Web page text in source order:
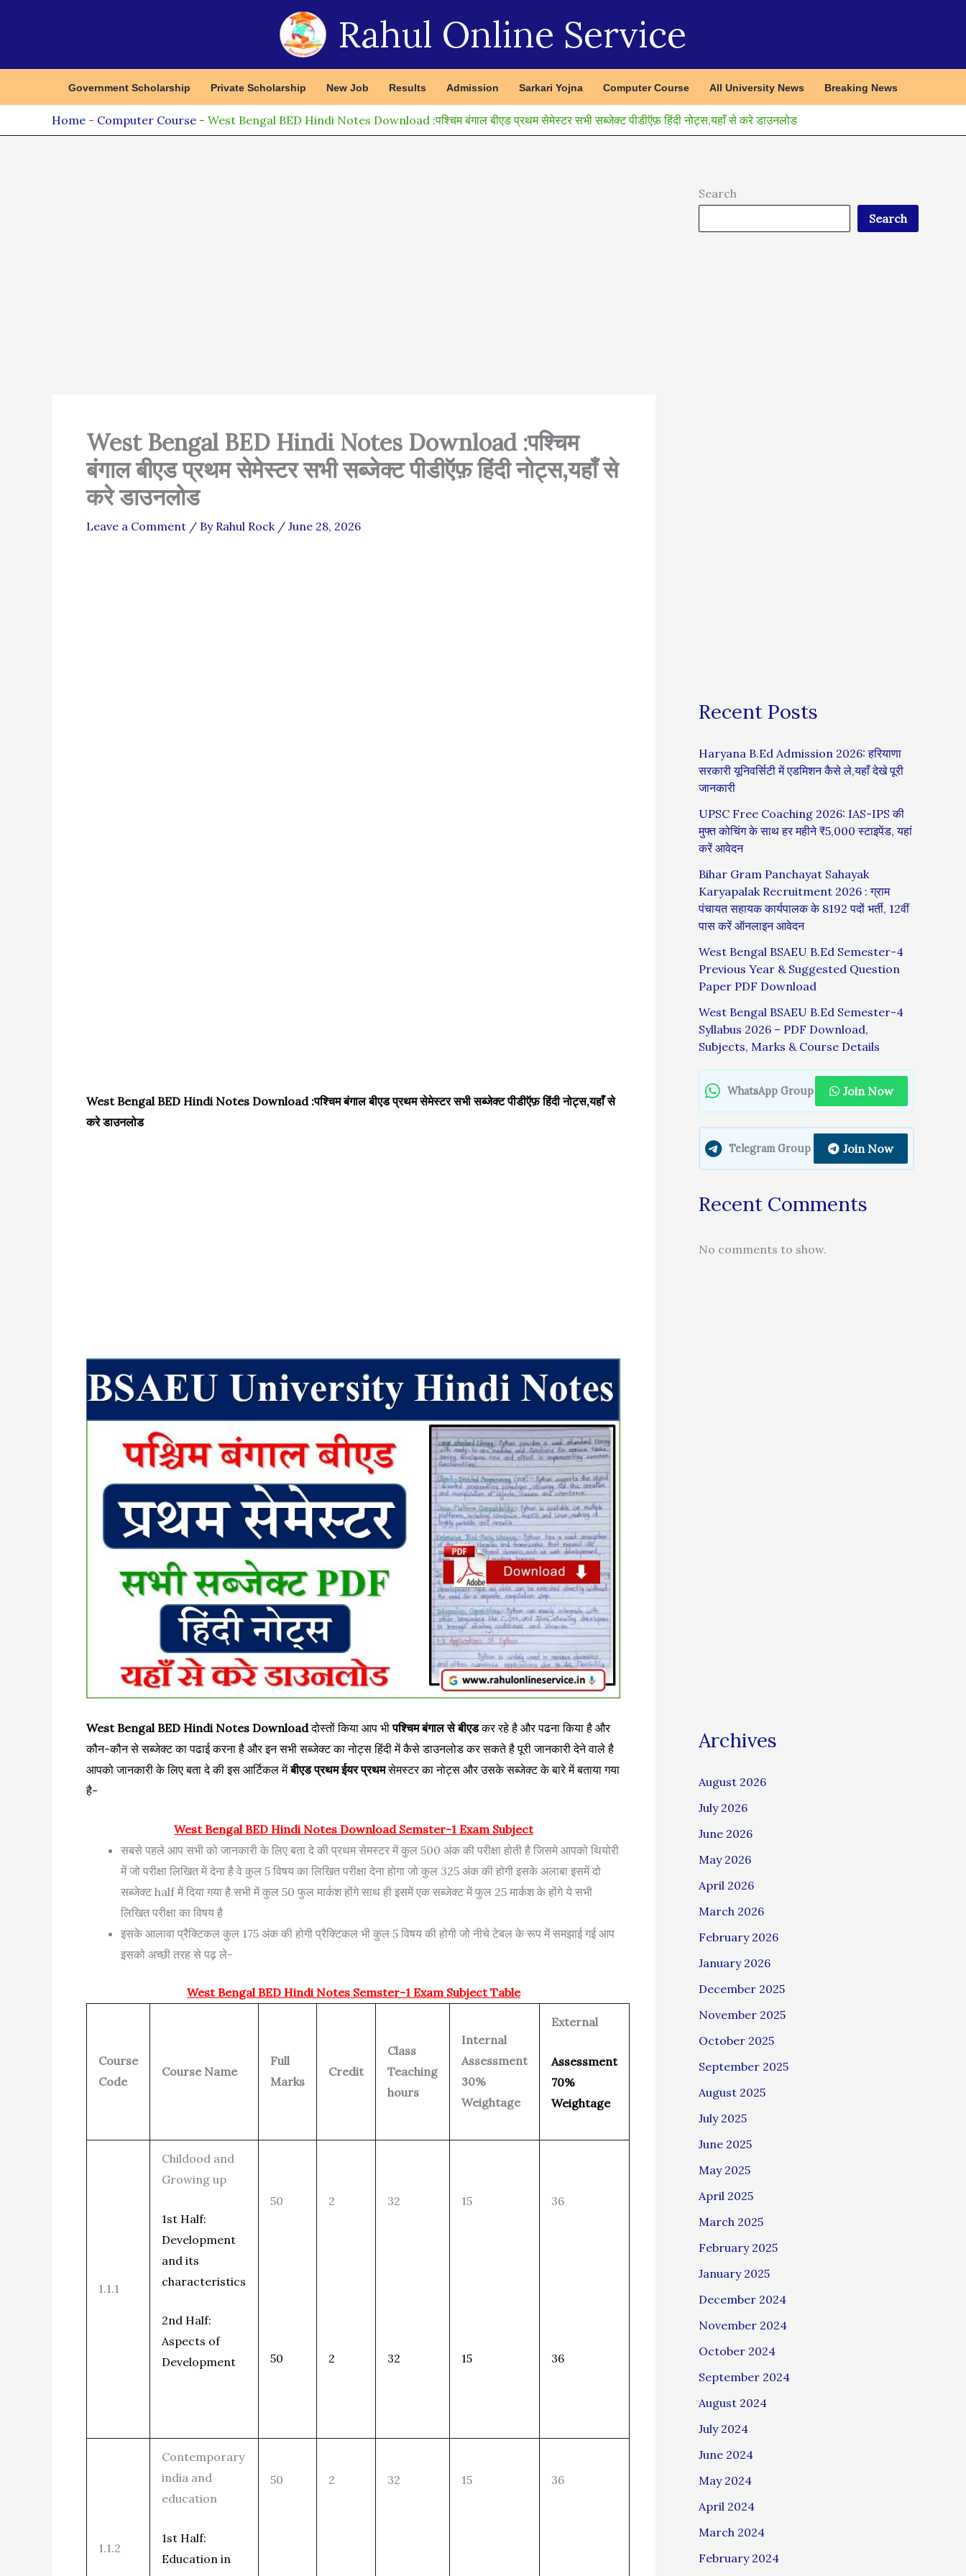
Rahul Online Service
Government Scholarship Private Scholarship New Job Results Admission Sarkari Yojna Computer Course All University News Breaking News
Home - Computer Course - West Bengal BED Hindi Notes Download :पश्चिम बंगाल बीएड प्रथम सेमेस्टर सभी सब्जेक्ट पीडीऍफ़ हिंदी नोट्स,यहाँ से करे डाउनलोड
West Bengal BED Hindi Notes Download :पश्चिम
बंगाल बीएड प्रथम सेमेस्टर सभी सब्जेक्ट पीडीऍफ़ हिंदी नोट्स,यहाँ से
करे डाउनलोड
Leave a Comment / By Rahul Rock / June 28, 2026
West Bengal BED Hindi Notes Download :पश्चिम बंगाल बीएड प्रथम सेमेस्टर सभी सब्जेक्ट पीडीऍफ़ हिंदी नोट्स,यहाँ से
करे डाउनलोड
West Bengal BED Hindi Notes Downloadदोस्तों किया आप भीपश्चिम बंगाल से बीएडकर रहे है और पढना किया है और
कौन-कौन से सब्जेक्ट का पढाई करना है और इन सभी सब्जेक्ट का नोट्स हिंदी में कैसे डाउनलोड कर सकते है पूरी जानकारी देने वाले है
आपको जानकारी के लिए बता दे की इस आर्टिकल मेंबीएड प्रथम ईयर प्रथमसेमस्टर का नोट्स और उसके सब्जेक्ट के बारे में बताया गया
है-
West Bengal BED Hindi Notes Download Semster-1 Exam Subject
सबसे पहले आप सभी को जानकारी के लिए बता दे की प्रथम सेमस्टर में कुल 500 अंक की परीक्षा होती है जिसमे आपको थियोरी
में जो परीक्षा लिखित में देना है वे कुल 5 विषय का लिखित परीक्षा देना होगा जो कुल 325 अंक की होगी इसके अलाबा इसमें दो
सब्जेक्ट half में दिया गया है सभी में कुल 50 फुल मार्कश होंगे साथ ही इसमें एक सब्जेक्ट में फुल 25 मार्कश के होंगे ये सभी
लिखित परीक्षा का विषय है
इसके आलावा प्रैक्टिकल कुल 175 अंक की होगी प्रैक्टिकल भी कुल 5 विषय की होगी जो नीचे टेबल के रूप में समझाई गई आप
इसको अच्छी तरह से पढ़ ले-
West Bengal BED Hindi Notes Semster-1 Exam Subject Table
Course
Code
Course Name
Full
Marks
Credit
Class
Teaching
hours
Internal
Assessment
30%
Weightage
External
Assessment
70%
Weightage
1.1.1
Childood and
Growing up
1st Half:
Development
and its
characteristics
2nd Half:
Aspects of
Development
50
50
2
2
32
32
15
15
36
36
1.1.2
Contemporary
india and
education
1st Half:
Education in
50 2 32 15 36
Search
Search
Recent Posts
Haryana B.Ed Admission 2026: हरियाणा
सरकारी यूनिवर्सिटी में एडमिशन कैसे ले,यहाँ देखे पूरी
जानकारी
UPSC Free Coaching 2026: IAS-IPS की
मुफ्त कोचिंग के साथ हर महीने ₹5,000 स्टाइपेंड, यहां
करें आवेदन
Bihar Gram Panchayat Sahayak
Karyapalak Recruitment 2026 : ग्राम
पंचायत सहायक कार्यपालक के 8192 पदों भर्ती, 12वीं
पास करें ऑनलाइन आवेदन
West Bengal BSAEU B.Ed Semester-4
Previous Year & Suggested Question
Paper PDF Download
West Bengal BSAEU B.Ed Semester-4
Syllabus 2026 – PDF Download,
Subjects, Marks & Course Details
WhatsApp Group Join Now
Telegram Group Join Now
Recent Comments
No comments to show.
Archives
August 2026
July 2026
June 2026
May 2026
April 2026
March 2026
February 2026
January 2026
December 2025
November 2025
October 2025
September 2025
August 2025
July 2025
June 2025
May 2025
April 2025
March 2025
February 2025
January 2025
December 2024
November 2024
October 2024
September 2024
August 2024
July 2024
June 2024
May 2024
April 2024
March 2024
February 2024